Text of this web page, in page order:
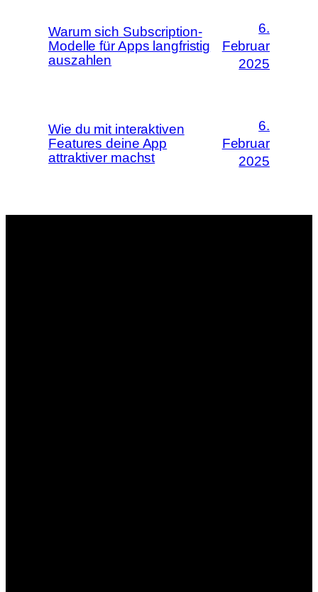
Warum sich Subscription-
Modelle für Apps langfristig
auszahlen
6.
Februar
2025
Wie du mit interaktiven
Features deine App
attraktiver machst
6.
Februar
2025